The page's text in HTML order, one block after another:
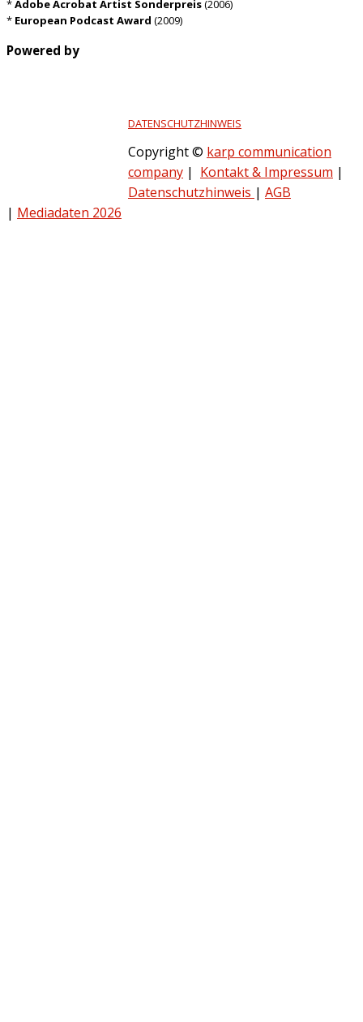
*Adobe Acrobat Artist Sonderpreis(2006)
* European Podcast Award (2009)
Powered by
DATENSCHUTZHINWEIS
Copyright © karp communication
company | Kontakt & Impressum |
Datenschutzhinweis | AGB
| Mediadaten 2026